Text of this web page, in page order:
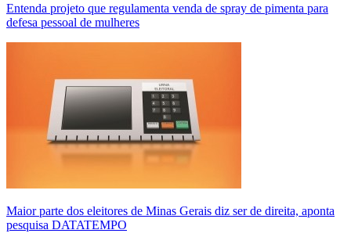
Entenda projeto que regulamenta venda de spray de pimenta para
defesa pessoal de mulheres
Maior parte dos eleitores de Minas Gerais diz ser de direita, aponta
pesquisa DATATEMPO